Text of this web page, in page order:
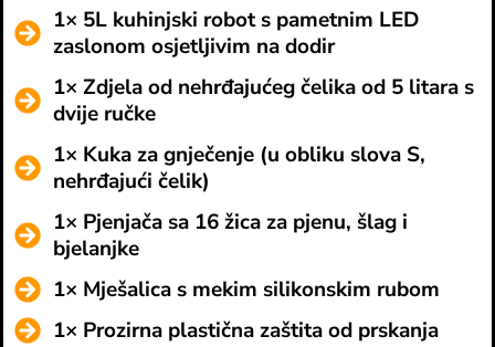
1× 5L kuhinjski robot s pametnim LED
zaslonom osjetljivim na dodir
1× Zdjela od nehrđajućeg čelika od 5 litara s
dvije ručke
1× Kuka za gnječenje (u obliku slova S,
nehrđajući čelik)
1× Pjenjača sa 16 žica za pjenu, šlag i
bjelanjke
1× Mješalica s mekim silikonskim rubom
1× Prozirna plastična zaštita od prskanja